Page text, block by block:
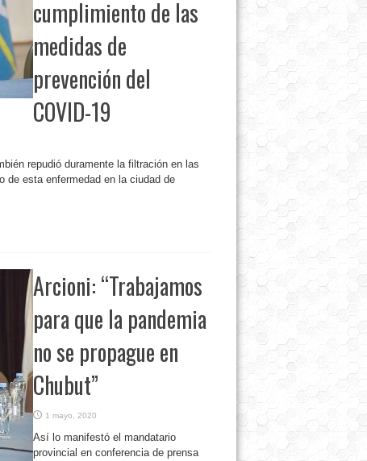
cumplimiento de las
medidas de
prevención del
COVID-19
repudió duramente la filtración en las
de esta enfermedad en la ciudad de
Arcioni: “Trabajamos
para que la pandemia
no se propague en
Chubut”
1 mayo, 2020
Así lo manifestó el mandatario
provincial en conferencia de prensa